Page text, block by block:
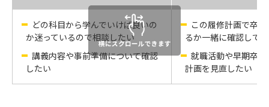
どの科目から学んでいけば良いの
か迷っているので相談したい
講義内容や事前準備について確認
したい
この履修計画で卒
るか一緒に確認して
就職活動や早期卒
計画を見直したい